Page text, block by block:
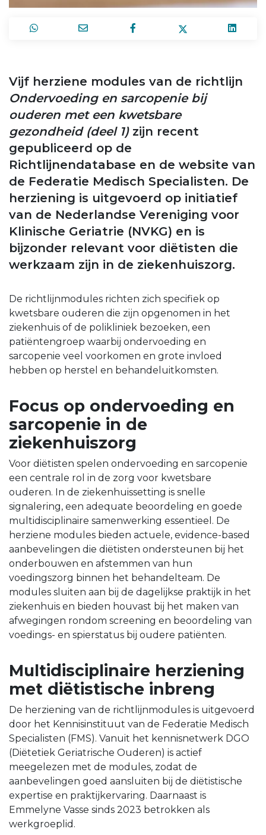
Vijf herziene modules van de richtlijn
Ondervoeding en sarcopenie bij
ouderen met een kwetsbare
gezondheid (deel 1)zijn recent
gepubliceerd op de
Richtlijnendatabase en de website van
de Federatie Medisch Specialisten. De
herziening is uitgevoerd op initiatief
van de Nederlandse Vereniging voor
Klinische Geriatrie (NVKG) en is
bijzonder relevant voor diëtisten die
werkzaam zijn in de ziekenhuiszorg.
De richtlijnmodules richten zich specifiek op
kwetsbare ouderen die zijn opgenomen in het
ziekenhuis of de polikliniek bezoeken, een
patiëntengroep waarbij ondervoeding en
sarcopenie veel voorkomen en grote invloed
hebben op herstel en behandeluitkomsten.
Focus op ondervoeding en
sarcopenie in de
ziekenhuiszorg
Voor diëtisten spelen ondervoeding en sarcopenie
een centrale rol in de zorg voor kwetsbare
ouderen. In de ziekenhuissetting is snelle
signalering, een adequate beoordeling en goede
multidisciplinaire samenwerking essentieel. De
herziene modules bieden actuele, evidence-based
aanbevelingen die diëtisten ondersteunen bij het
onderbouwen en afstemmen van hun
voedingszorg binnen het behandelteam. De
modules sluiten aan bij de dagelijkse praktijk in het
ziekenhuis en bieden houvast bij het maken van
afwegingen rondom screening en beoordeling van
voedings- en spierstatus bij oudere patiënten.
Multidisciplinaire herziening
met diëtistische inbreng
De herziening van de richtlijnmodules is uitgevoerd
door het Kennisinstituut van de Federatie Medisch
Specialisten (FMS). Vanuit het kennisnetwerk DGO
(Diëtetiek Geriatrische Ouderen) is actief
meegelezen met de modules, zodat de
aanbevelingen goed aansluiten bij de diëtistische
expertise en praktijkervaring. Daarnaast is
Emmelyne Vasse sinds 2023 betrokken als
werkgroeplid.